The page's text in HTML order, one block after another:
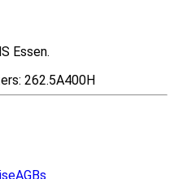
Essen.
262.5A400H
AGBs